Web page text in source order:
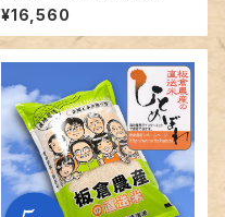
¥16,560